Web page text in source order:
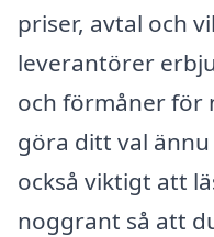
priser, avtal och
leverantörer
och förmåner för
göra ditt val
också viktigt att
noggrant så att